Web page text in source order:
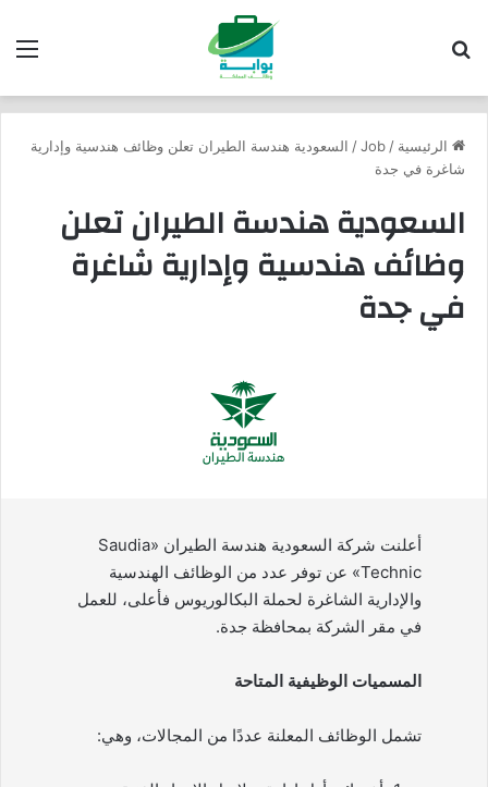
الرئيسية /
Job
/ السعودية هندسة الطيران تعلن وظائف هندسية وإدارية
شاغرة في جدة
السعودية هندسة الطيران تعلن
وظائف هندسية وإدارية شاغرة
في جدة
أعلنت شركة السعودية هندسة الطيران «Saudia
Technic» عن توفر عدد من الوظائف الهندسية
والإدارية الشاغرة لحملة البكالوريوس فأعلى، للعمل
في مقر الشركة بمحافظة جدة.
المسميات الوظيفية المتاحة
تشمل الوظائف المعلنة عددًا من المجالات، وهي: